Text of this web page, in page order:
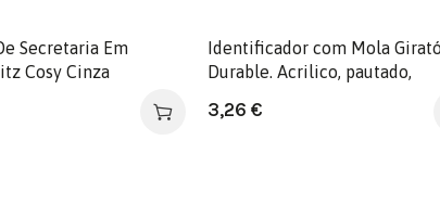
Secretaria Em
Cosy Cinza
Identificador com Mola
Durable. Acrilico, pautado,
3,26 €